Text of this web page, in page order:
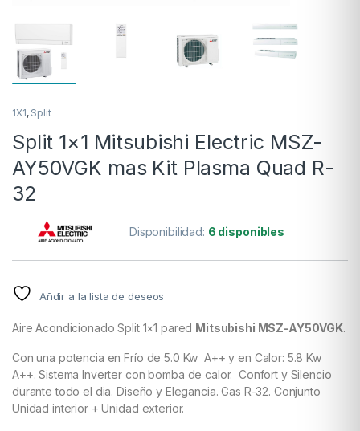
1X1, Split
Split 1×1 Mitsubishi Electric MSZ-
AY50VGK mas Kit Plasma Quad R-
32
Disponibilidad: 6 disponibles
Añdir a la lista de deseos
Aire Acondicionado Split 1×1 pared Mitsubishi MSZ-AY50VGK.
Con una potencia en Frí­o de 5.0 Kw A++ y en Calor: 5.8 Kw
A++. Sistema Inverter con bomba de calor. Confort y Silencio
durante todo el dia. Diseño y Elegancia. Gas R-32. Conjunto
Unidad interior + Unidad exterior.